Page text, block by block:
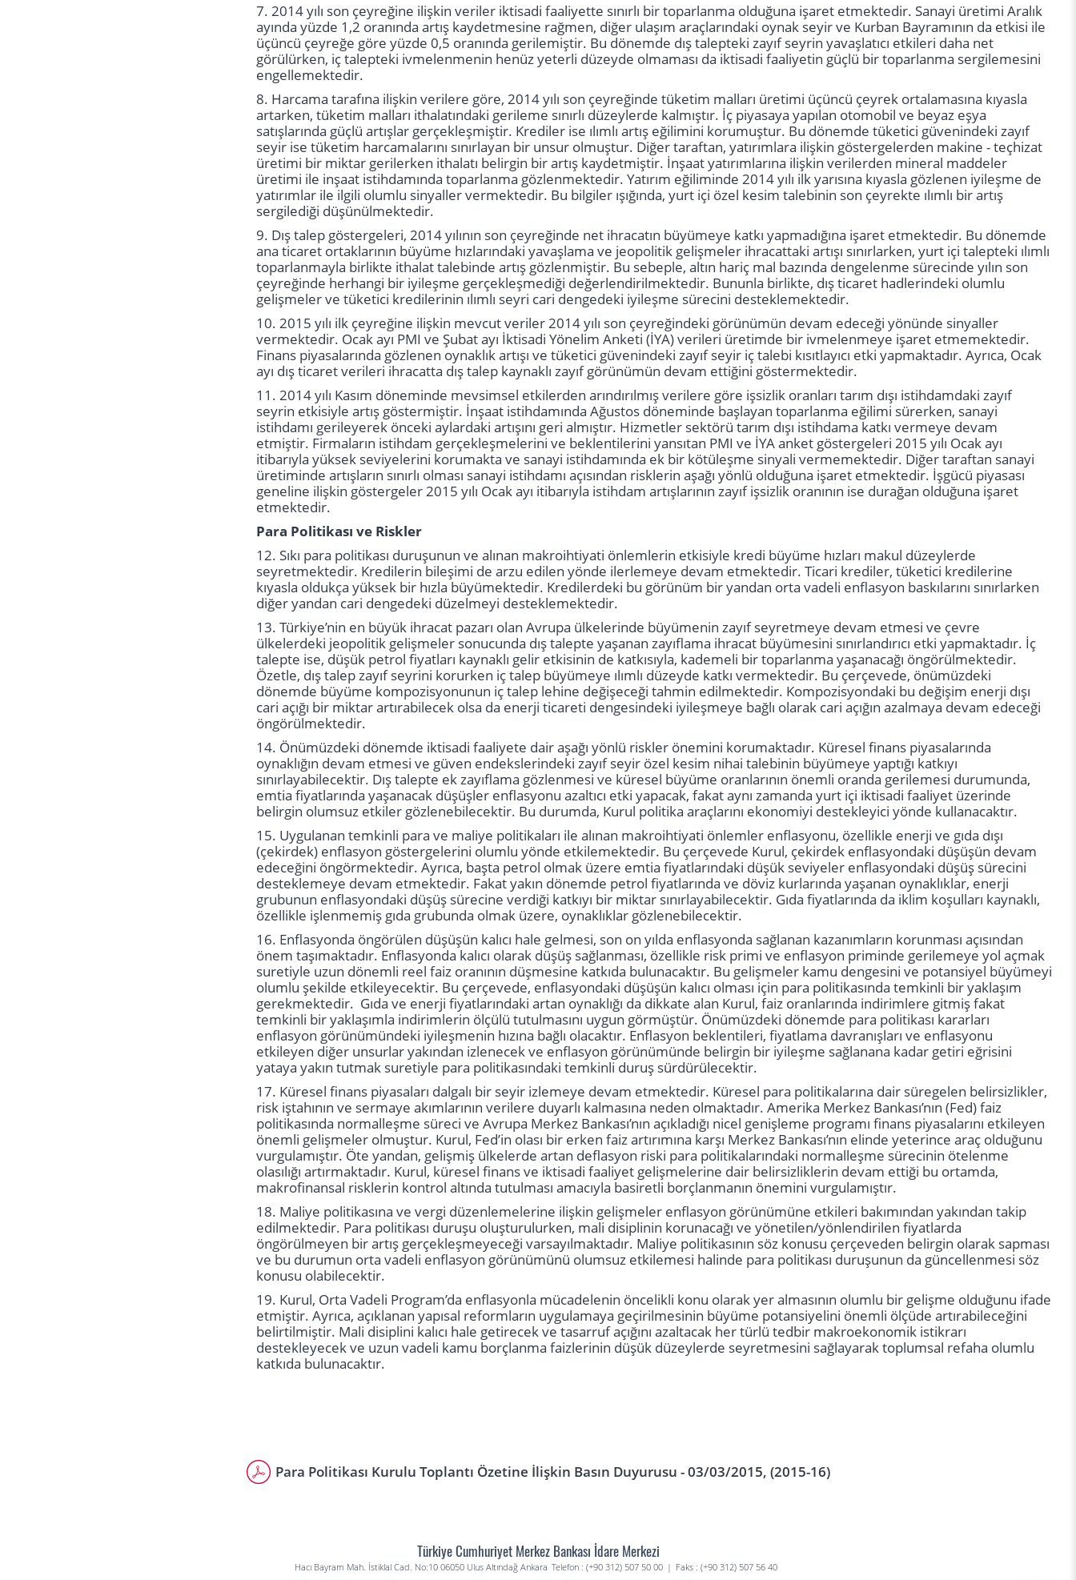
7. 2014 yılı son çeyreğine ilişkin veriler iktisadi faaliyette sınırlı bir toparlanma olduğuna işaret etmektedir. Sanayi üretimi Aralık
ayında yüzde 1,2 oranında artış kaydetmesine rağmen, diğer ulaşım araçlarındaki oynak seyir ve Kurban Bayramının da etkisi ile
üçüncü çeyreğe göre yüzde 0,5 oranında gerilemiştir. Bu dönemde dış talepteki zayıf seyrin yavaşlatıcı etkileri daha net
görülürken, iç talepteki ivmelenmenin henüz yeterli düzeyde olmaması da iktisadi faaliyetin güçlü bir toparlanma sergilemesini
engellemektedir.
8. Harcama tarafına ilişkin verilere göre, 2014 yılı son çeyreğinde tüketim malları üretimi üçüncü çeyrek ortalamasına kıyasla
artarken, tüketim malları ithalatındaki gerileme sınırlı düzeylerde kalmıştır. İç piyasaya yapılan otomobil ve beyaz eşya
satışlarında güçlü artışlar gerçekleşmiştir. Krediler ise ılımlı artış eğilimini korumuştur. Bu dönemde tüketici güvenindeki zayıf
seyir ise tüketim harcamalarını sınırlayan bir unsur olmuştur. Diğer taraftan, yatırımlara ilişkin göstergelerden makine - teçhizat
üretimi bir miktar gerilerken ithalatı belirgin bir artış kaydetmiştir. İnşaat yatırımlarına ilişkin verilerden mineral maddeler
üretimi ile inşaat istihdamında toparlanma gözlenmektedir. Yatırım eğiliminde 2014 yılı ilk yarısına kıyasla gözlenen iyileşme de
yatırımlar ile ilgili olumlu sinyaller vermektedir. Bu bilgiler ışığında, yurt içi özel kesim talebinin son çeyrekte ılımlı bir artış
sergilediği düşünülmektedir.
9. Dış talep göstergeleri, 2014 yılının son çeyreğinde net ihracatın büyümeye katkı yapmadığına işaret etmektedir. Bu dönemde
ana ticaret ortaklarının büyüme hızlarındaki yavaşlama ve jeopolitik gelişmeler ihracattaki artışı sınırlarken, yurt içi talepteki ılımlı
toparlanmayla birlikte ithalat talebinde artış gözlenmiştir. Bu sebeple, altın hariç mal bazında dengelenme sürecinde yılın son
çeyreğinde herhangi bir iyileşme gerçekleşmediği değerlendirilmektedir. Bununla birlikte, dış ticaret hadlerindeki olumlu
gelişmeler ve tüketici kredilerinin ılımlı seyri cari dengedeki iyileşme sürecini desteklemektedir.
10. 2015 yılı ilk çeyreğine ilişkin mevcut veriler 2014 yılı son çeyreğindeki görünümün devam edeceği yönünde sinyaller
vermektedir. Ocak ayı PMI ve Şubat ayı İktisadi Yönelim Anketi (İYA) verileri üretimde bir ivmelenmeye işaret etmemektedir.
Finans piyasalarında gözlenen oynaklık artışı ve tüketici güvenindeki zayıf seyir iç talebi kısıtlayıcı etki yapmaktadır. Ayrıca, Ocak
ayı dış ticaret verileri ihracatta dış talep kaynaklı zayıf görünümün devam ettiğini göstermektedir.
11. 2014 yılı Kasım döneminde mevsimsel etkilerden arındırılmış verilere göre işsizlik oranları tarım dışı istihdamdaki zayıf
seyrin etkisiyle artış göstermiştir. İnşaat istihdamında Ağustos döneminde başlayan toparlanma eğilimi sürerken, sanayi
istihdamı gerileyerek önceki aylardaki artışını geri almıştır. Hizmetler sektörü tarım dışı istihdama katkı vermeye devam
etmiştir. Firmaların istihdam gerçekleşmelerini ve beklentilerini yansıtan PMI ve İYA anket göstergeleri 2015 yılı Ocak ayı
itibarıyla yüksek seviyelerini korumakta ve sanayi istihdamında ek bir kötüleşme sinyali vermemektedir. Diğer taraftan sanayi
üretiminde artışların sınırlı olması sanayi istihdamı açısından risklerin aşağı yönlü olduğuna işaret etmektedir. İşgücü piyasası
geneline ilişkin göstergeler 2015 yılı Ocak ayı itibarıyla istihdam artışlarının zayıf işsizlik oranının ise durağan olduğuna işaret
etmektedir.
Para Politikası ve Riskler
12. Sıkı para politikası duruşunun ve alınan makroihtiyati önlemlerin etkisiyle kredi büyüme hızları makul düzeylerde
seyretmektedir. Kredilerin bileşimi de arzu edilen yönde ilerlemeye devam etmektedir. Ticari krediler, tüketici kredilerine
kıyasla oldukça yüksek bir hızla büyümektedir. Kredilerdeki bu görünüm bir yandan orta vadeli enflasyon baskılarını sınırlarken
diğer yandan cari dengedeki düzelmeyi desteklemektedir.
13. Türkiye’nin en büyük ihracat pazarı olan Avrupa ülkelerinde büyümenin zayıf seyretmeye devam etmesi ve çevre
ülkelerdeki jeopolitik gelişmeler sonucunda dış talepte yaşanan zayıflama ihracat büyümesini sınırlandırıcı etki yapmaktadır. İç
talepte ise, düşük petrol fiyatları kaynaklı gelir etkisinin de katkısıyla, kademeli bir toparlanma yaşanacağı öngörülmektedir.
Özetle, dış talep zayıf seyrini korurken iç talep büyümeye ılımlı düzeyde katkı vermektedir. Bu çerçevede, önümüzdeki
dönemde büyüme kompozisyonunun iç talep lehine değişeceği tahmin edilmektedir. Kompozisyondaki bu değişim enerji dışı
cari açığı bir miktar artırabilecek olsa da enerji ticareti dengesindeki iyileşmeye bağlı olarak cari açığın azalmaya devam edeceği
öngörülmektedir.
14. Önümüzdeki dönemde iktisadi faaliyete dair aşağı yönlü riskler önemini korumaktadır. Küresel finans piyasalarında
oynaklığın devam etmesi ve güven endekslerindeki zayıf seyir özel kesim nihai talebinin büyümeye yaptığı katkıyı
sınırlayabilecektir. Dış talepte ek zayıflama gözlenmesi ve küresel büyüme oranlarının önemli oranda gerilemesi durumunda,
emtia fiyatlarında yaşanacak düşüşler enflasyonu azaltıcı etki yapacak, fakat aynı zamanda yurt içi iktisadi faaliyet üzerinde
belirgin olumsuz etkiler gözlenebilecektir. Bu durumda, Kurul politika araçlarını ekonomiyi destekleyici yönde kullanacaktır.
15. Uygulanan temkinli para ve maliye politikaları ile alınan makroihtiyati önlemler enflasyonu, özellikle enerji ve gıda dışı
(çekirdek) enflasyon göstergelerini olumlu yönde etkilemektedir. Bu çerçevede Kurul, çekirdek enflasyondaki düşüşün devam
edeceğini öngörmektedir. Ayrıca, başta petrol olmak üzere emtia fiyatlarındaki düşük seviyeler enflasyondaki düşüş sürecini
desteklemeye devam etmektedir. Fakat yakın dönemde petrol fiyatlarında ve döviz kurlarında yaşanan oynaklıklar, enerji
grubunun enflasyondaki düşüş sürecine verdiği katkıyı bir miktar sınırlayabilecektir. Gıda fiyatlarında da iklim koşulları kaynaklı,
özellikle işlenmemiş gıda grubunda olmak üzere, oynaklıklar gözlenebilecektir.
16. Enflasyonda öngörülen düşüşün kalıcı hale gelmesi, son on yılda enflasyonda sağlanan kazanımların korunması açısından
önem taşımaktadır. Enflasyonda kalıcı olarak düşüş sağlanması, özellikle risk primi ve enflasyon priminde gerilemeye yol açmak
suretiyle uzun dönemli reel faiz oranının düşmesine katkıda bulunacaktır. Bu gelişmeler kamu dengesini ve potansiyel büyümeyi
olumlu şekilde etkileyecektir. Bu çerçevede, enflasyondaki düşüşün kalıcı olması için para politikasında temkinli bir yaklaşım
gerekmektedir. Gıda ve enerji fiyatlarındaki artan oynaklığı da dikkate alan Kurul, faiz oranlarında indirimlere gitmiş fakat
temkinli bir yaklaşımla indirimlerin ölçülü tutulmasını uygun görmüştür. Önümüzdeki dönemde para politikası kararları
enflasyon görünümündeki iyileşmenin hızına bağlı olacaktır. Enflasyon beklentileri, fiyatlama davranışları ve enflasyonu
etkileyen diğer unsurlar yakından izlenecek ve enflasyon görünümünde belirgin bir iyileşme sağlanana kadar getiri eğrisini
yataya yakın tutmak suretiyle para politikasındaki temkinli duruş sürdürülecektir.
17. Küresel finans piyasaları dalgalı bir seyir izlemeye devam etmektedir. Küresel para politikalarına dair süregelen belirsizlikler,
risk iştahının ve sermaye akımlarının verilere duyarlı kalmasına neden olmaktadır. Amerika Merkez Bankası’nın (Fed) faiz
politikasında normalleşme süreci ve Avrupa Merkez Bankası’nın açıkladığı nicel genişleme programı finans piyasalarını etkileyen
önemli gelişmeler olmuştur. Kurul, Fed’in olası bir erken faiz artırımına karşı Merkez Bankası’nın elinde yeterince araç olduğunu
vurgulamıştır. Öte yandan, gelişmiş ülkelerde artan deflasyon riski para politikalarındaki normalleşme sürecinin ötelenme
olasılığı artırmaktadır. Kurul, küresel finans ve iktisadi faaliyet gelişmelerine dair belirsizliklerin devam ettiği bu ortamda,
makrofinansal risklerin kontrol altında tutulması amacıyla basiretli borçlanmanın önemini vurgulamıştır.
18. Maliye politikasına ve vergi düzenlemelerine ilişkin gelişmeler enflasyon görünümüne etkileri bakımından yakından takip
edilmektedir. Para politikası duruşu oluşturulurken, mali disiplinin korunacağı ve yönetilen/yönlendirilen fiyatlarda
öngörülmeyen bir artış gerçekleşmeyeceği varsayılmaktadır. Maliye politikasının söz konusu çerçeveden belirgin olarak sapması
ve bu durumun orta vadeli enflasyon görünümünü olumsuz etkilemesi halinde para politikası duruşunun da güncellenmesi söz
konusu olabilecektir.
19. Kurul, Orta Vadeli Program’da enflasyonla mücadelenin öncelikli konu olarak yer almasının olumlu bir gelişme olduğunu ifade
etmiştir. Ayrıca, açıklanan yapısal reformların uygulamaya geçirilmesinin büyüme potansiyelini önemli ölçüde artırabileceğini
belirtilmiştir. Mali disiplini kalıcı hale getirecek ve tasarruf açığını azaltacak her türlü tedbir makroekonomik istikrarı
destekleyecek ve uzun vadeli kamu borçlanma faizlerinin düşük düzeylerde seyretmesini sağlayarak toplumsal refaha olumlu
katkıda bulunacaktır.
Para Politikası Kurulu Toplantı Özetine İlişkin Basın Duyurusu - 03/03/2015, (2015-16)
Türkiye Cumhuriyet Merkez Bankası İdare Merkezi
Hacı Bayram Mah. İstiklal Cad. No:10 06050 Ulus Altındağ Ankara Telefon : (+90 312) 507 50 00 | Faks : (+90 312) 507 56 40